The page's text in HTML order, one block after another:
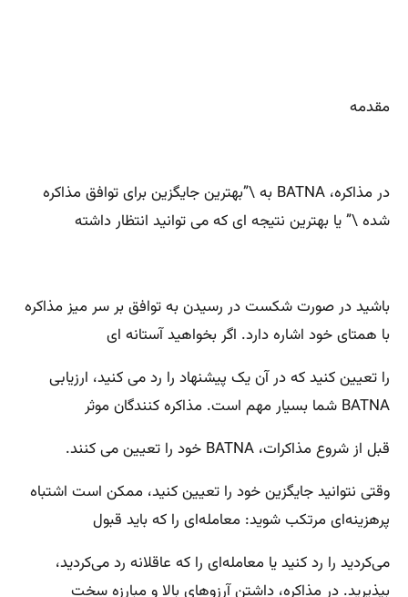
مقدمه
در مذاکره، BATNA به \”بهترین جایگزین برای توافق مذاکره
شده \” یا بهترین نتیجه ای که می توانید انتظار داشته
باشید در صورت شکست در رسیدن به توافق بر سر میز مذاکره
با همتای خود اشاره دارد. اگر بخواهید آستانه ای
را تعیین کنید که در آن یک پیشنهاد را رد می کنید، ارزیابی
BATNA شما بسیار مهم است. مذاکره کنندگان موثر
قبل از شروع مذاکرات، BATNA خود را تعیین می کنند.
وقتی نتوانید جایگزین خود را تعیین کنید، ممکن است اشتباه
پرهزینه‌ای مرتکب شوید: معامله‌ای را که باید قبول
می‌کردید را رد کنید یا معامله‌ای را که عاقلانه رد می‌کردید،
بپذیرید. در مذاکره، داشتن آرزوهای بالا و مبارزه سخت